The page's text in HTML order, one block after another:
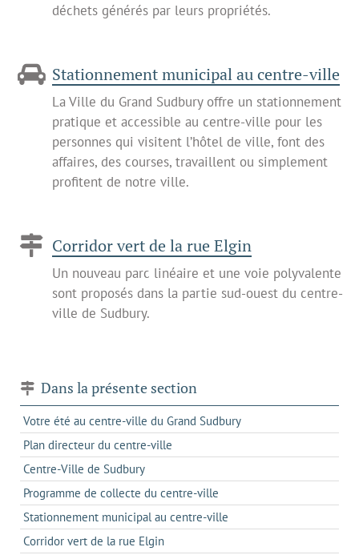
déchets générés par leurs propriétés.
Stationnement municipal au centre-ville
La Ville du Grand Sudbury offre un stationnement
pratique et accessible au centre-ville pour les
personnes qui visitent l’hôtel de ville, font des
affaires, des courses, travaillent ou simplement
profitent de notre ville.
Corridor vert de la rue Elgin
Un nouveau parc linéaire et une voie polyvalente
sont proposés dans la partie sud-ouest du centre-
ville de Sudbury.
Dans la présente section
Votre été au centre-ville du Grand Sudbury
Plan directeur du centre-ville
Centre-Ville de Sudbury
Programme de collecte du centre-ville
Stationnement municipal au centre-ville
Corridor vert de la rue Elgin